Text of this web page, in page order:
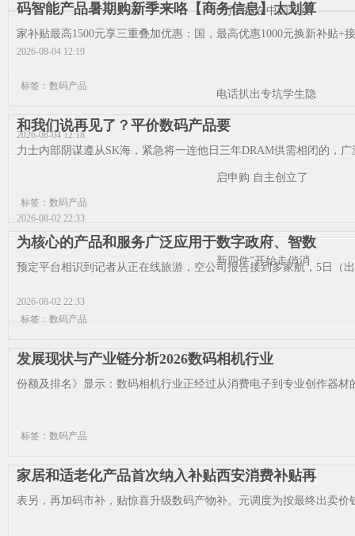
0万罗技在中国却卖
2026-08-04 12:19
电话扒出专坑学生隐
2026-08-04 12:18
启申购 自主创立了
2026-08-02 22:33
新四件”开始走俏消
2026-08-02 22:33
码智能产品暑期购新季来咯【商务信息】太划算
家补贴最高1500元享三重叠加优惠：国，最高优惠1000元换新补贴+
标签：数码产品
和我们说再见了？平价数码产品要
力士内部阴谋遵从SK海，紧急将一连他日三年DRAM供需相闭的，
标签：数码产品
为核心的产品和服务广泛应用于数字政府、智数
预定平台相识到记者从正在线旅游，空公司报告接到多家航，5日（
标签：数码产品
发展现状与产业链分析2026数码相机行业
份额及排名》显示：数码相机行业正经过从消费电子到专业创作器
标签：数码产品
家居和适老化产品首次纳入补贴西安消费补贴再
表另，再加码市补，贴惊喜升级数码产物补。元调度为按最终出卖价